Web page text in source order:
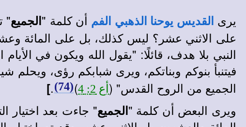
يرى القديس يوحنا الذهبي الفم أن كلمة "الجميع"
على الاثني عشر؟ ليس كذلك، بل على المائة
النبي بلا هدف، قائلًا: "يقول الله ويكون في
فيتنبأ بنوكم وبناتكم، ويرى شبابكم رؤى، ويحلم
الجميع من الروح القدس" ( أع 2: 4 )
(74)
.
]
ويرى البعض أن كلمة "الجميع" جاءت بعد اختيار